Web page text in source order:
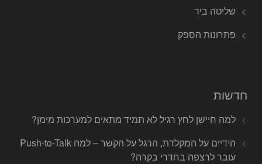
שליטה ביד
פתרונות הספק
חדשות
למה חיישן לחץ רגיל לא תמיד מתאים למערכות מימן?
הידיים על המקלדת, הרגל על הקשר – למה Push-to-Talk
עובר לרצפה בחדרי בקרה?